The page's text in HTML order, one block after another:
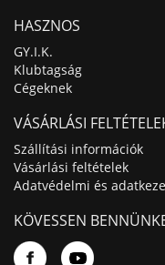
HASZNOS
GY.I.K.
Klubtagság
Cégeknek
VÁSÁRLÁSI
Szállítási információk
Vásárlási feltételek
Adatvédelmi és
KÖVESSEN